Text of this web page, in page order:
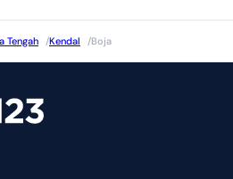
Tengah /Kendal /Boja